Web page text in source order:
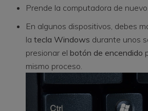
Prende la computadora de nuevo.
En algunos dispositivos, debes
la tecla Windows durante unos
presionar el botón de encendido
mismo proceso.